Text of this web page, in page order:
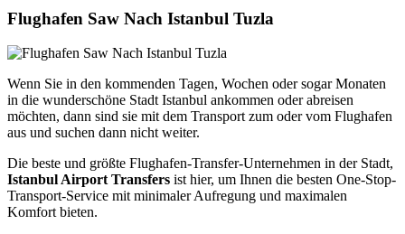
Flughafen Saw Nach Istanbul Tuzla
Wenn Sie in den kommenden Tagen, Wochen oder sogar Monaten
in die wunderschöne Stadt Istanbul ankommen oder abreisen
möchten, dann sind sie mit dem Transport zum oder vom Flughafen
aus und suchen dann nicht weiter.
Die beste und größte Flughafen-Transfer-Unternehmen in der Stadt,
Istanbul Airport Transfers ist hier, um Ihnen die besten One-Stop-
Transport-Service mit minimaler Aufregung und maximalen
Komfort bieten.